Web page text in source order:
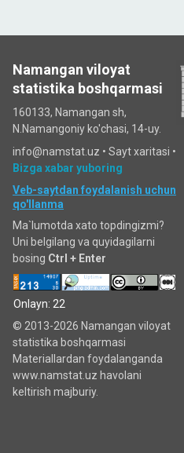
Namangan viloyat
statistika boshqarmasi
160133, Namangan sh,
N.Namangoniy ko'chasi, 14-uy.
info@namstat.uz • Sayt xaritasi •
Bizga xabar yuboring
Veb-saytdan foydalanish uchun
qo'llanma
Ma`lumotda xato topdingizmi?
Uni belgilang va quyidagilarni
bosing Ctrl + Enter
Onlayn: 22
© 2013-2026 Namangan viloyat
statistika boshqarmasi
Materiallardan foydalanganda
www.namstat.uz havolani
keltirish majburiy.